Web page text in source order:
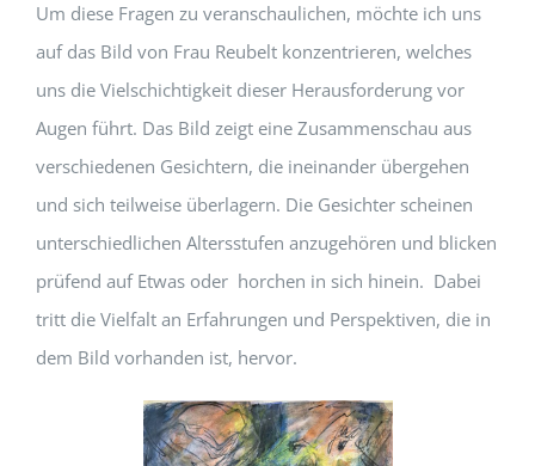
Um diese Fragen zu veranschaulichen, möchte ich uns
auf das Bild von Frau Reubelt konzentrieren, welches
uns die Vielschichtigkeit dieser Herausforderung vor
Augen führt. Das Bild zeigt eine Zusammenschau aus
verschiedenen Gesichtern, die ineinander übergehen
und sich teilweise überlagern. Die Gesichter scheinen
unterschiedlichen Altersstufen anzugehören und blicken
prüfend auf Etwas oder horchen in sich hinein. Dabei
tritt die Vielfalt an Erfahrungen und Perspektiven, die in
dem Bild vorhanden ist, hervor.